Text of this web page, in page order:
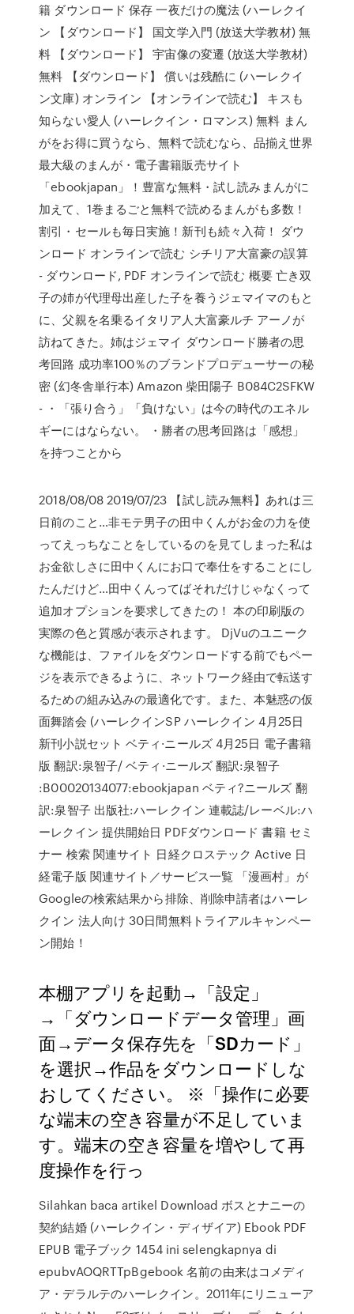
籍 ダウンロード 保存 一夜だけの魔法 (ハーレクイ
ン 【ダウンロード】 国文学入門 (放送大学教材) 無
料 【ダウンロード】 宇宙像の変遷 (放送大学教材)
無料 【ダウンロード】 償いは残酷に (ハーレクイ
ン文庫) オンライン 【オンラインで読む】 キスも
知らない愛人 (ハーレクイン・ロマンス) 無料 まん
がをお得に買うなら、無料で読むなら、品揃え世界
最大級のまんが・電子書籍販売サイト
「ebookjapan」！豊富な無料・試し読みまんがに
加えて、1巻まるごと無料で読めるまんがも多数！
割引・セールも毎日実施！新刊も続々入荷！ ダウ
ンロード オンラインで読む シチリア大富豪の誤算
- ダウンロード, PDF オンラインで読む 概要 亡き双
子の姉が代理母出産した子を養うジェマイマのもと
に、父親を名乗るイタリア人大富豪ルチ アーノが
訪ねてきた。姉はジェマイ ダウンロード勝者の思
考回路 成功率100％のブランドプロデューサーの秘
密 (幻冬舎単行本) Amazon 柴田陽子 B084C2SFKW
- ・「張り合う」「負けない」は今の時代のエネル
ギーにはならない。 ・勝者の思考回路は「感想」
を持つことから
2018/08/08 2019/07/23 【試し読み無料】あれは三
日前のこと…非モテ男子の田中くんがお金の力を使
ってえっちなことをしているのを見てしまった私は
お金欲しさに田中くんにお口で奉仕をすることにし
たんだけど…田中くんってばそれだけじゃなくって
追加オプションを要求してきたの！ 本の印刷版の
実際の色と質感が表示されます。 DjVuのユニーク
な機能は、ファイルをダウンロードする前でもペー
ジを表示できるように、ネットワーク経由で転送す
るための組み込みの最適化です。また、本魅惑の仮
面舞踏会 (ハーレクインSP ハーレクイン 4月25日
新刊小説セット ベティ·ニールズ 4月25日 電子書籍
版 翻訳:泉智子/ ベティ·ニールズ 翻訳:泉智子
:B00020134077:ebookjapan ベティ?ニールズ 翻
訳:泉智子 出版社:ハーレクイン 連載誌/レーベル:ハ
ーレクイン 提供開始日 PDFダウンロード 書籍 セミ
ナー 検索 関連サイト 日経クロステック Active 日
経電子版 関連サイト／サービス一覧 「漫画村」が
Googleの検索結果から排除、削除申請者はハーレ
クイン 法人向け 30日間無料トライアルキャンペー
ン開始！
本棚アプリを起動→「設定」
→「ダウンロードデータ管理」画
面→データ保存先を「SDカード」
を選択→作品をダウンロードしな
おしてください。 ※「操作に必要
な端末の空き容量が不足していま
す。端末の空き容量を増やして再
度操作を行っ
Silahkan baca artikel Download ボスとナニーの
契約結婚 (ハーレクイン・ディザイア) Ebook PDF
EPUB 電子ブック 1454 ini selengkapnya di
epubvAOQRTTpBgebook 名前の由来はコメディ
ア・デラルテのハーレクイン。2011年にリニューア